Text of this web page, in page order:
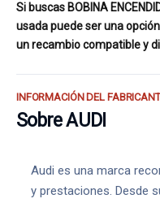
Si buscas BOBINA
usada puede ser una
un recambio compatible y
INFORMACIÓN DEL
Sobre AUDI
Audi es una marca
y prestaciones. Desde